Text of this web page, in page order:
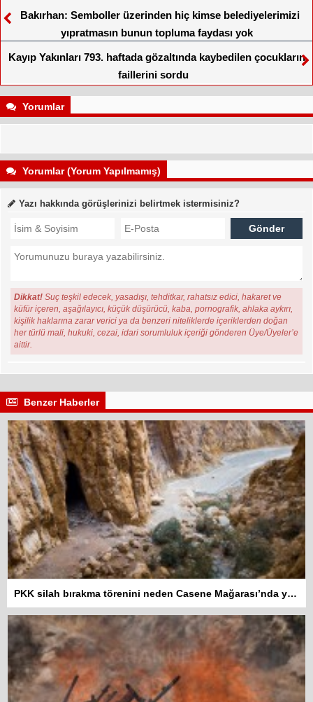
Bakırhan: Semboller üzerinden hiç kimse belediyelerimizi
yıpratmasın bunun topluma faydası yok
Kayıp Yakınları 793. haftada gözaltında kaybedilen çocukların
faillerini sordu
Yorumlar
Yorumlar (Yorum Yapılmamış)
Yazı hakkında görüşlerinizi belirtmek istermisiniz?
Dikkat! Suç teşkil edecek, yasadışı, tehditkar, rahatsız edici, hakaret ve
küfür içeren, aşağılayıcı, küçük düşürücü, kaba, pornografik, ahlaka aykırı,
kişilik haklarına zarar verici ya da benzeri niteliklerde içeriklerden doğan
her türlü mali, hukuki, cezai, idari sorumluluk içeriği gönderen Üye/Üyeler’e
aittir.
Benzer Haberler
PKK silah bırakma törenini neden Casene Mağarası’nda yaptı?